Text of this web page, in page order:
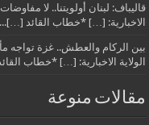
قاليباف: لبنان أولويتنا.. لا
الاخبارية: […] *خطاب القائد […]...
بين الركام والعطش.. غزة تواجه
الولاية الاخبارية: […] *خطاب
مقالات منوعة